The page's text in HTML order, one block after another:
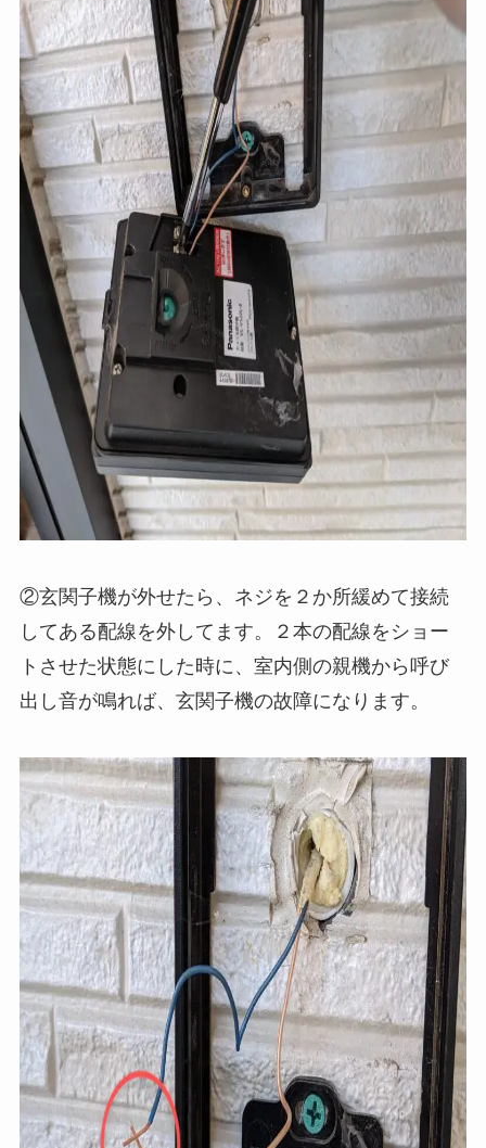
②玄関子機が外せたら、ネジを２か所緩めて接続
してある配線を外してます。２本の配線をショー
トさせた状態にした時に、室内側の親機から呼び
出し音が鳴れば、玄関子機の故障になります。